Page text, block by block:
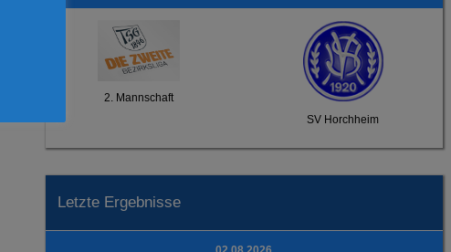
2. Mannschaft
SV Horchheim
Letzte Ergebnisse